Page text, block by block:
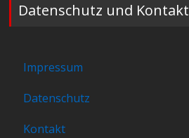
Datenschutz und Kontakt
Impressum
Datenschutz
Kontakt